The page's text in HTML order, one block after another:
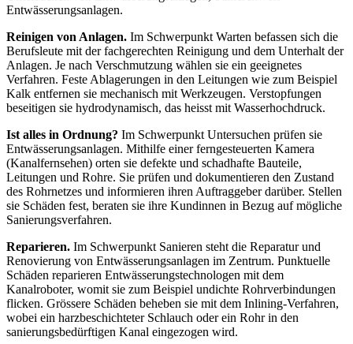
Entwässerungsanlagen.
Reinigen von Anlagen. Im Schwerpunkt Warten befassen sich die
Berufsleute mit der fachgerechten Reinigung und dem Unterhalt der
Anlagen. Je nach Verschmutzung wählen sie ein geeignetes
Verfahren. Feste Ablagerungen in den Leitungen wie zum Beispiel
Kalk entfernen sie mechanisch mit Werkzeugen. Verstopfungen
beseitigen sie hydrodynamisch, das heisst mit Wasserhochdruck.
Ist alles in Ordnung? Im Schwerpunkt Untersuchen prüfen sie
Entwässerungsanlagen. Mithilfe einer ferngesteuerten Kamera
(Kanalfernsehen) orten sie defekte und schadhafte Bauteile,
Leitungen und Rohre. Sie prüfen und dokumentieren den Zustand
des Rohrnetzes und informieren ihren Auftraggeber darüber. Stellen
sie Schäden fest, beraten sie ihre Kundinnen in Bezug auf mögliche
Sanierungsverfahren.
Reparieren. Im Schwerpunkt Sanieren steht die Reparatur und
Renovierung von Entwässerungsanlagen im Zentrum. Punktuelle
Schäden reparieren Entwässerungstechnologen mit dem
Kanalroboter, womit sie zum Beispiel undichte Rohrverbindungen
flicken. Grössere Schäden beheben sie mit dem Inlining-Verfahren,
wobei ein harzbeschichteter Schlauch oder ein Rohr in den
sanierungsbedürftigen Kanal eingezogen wird.